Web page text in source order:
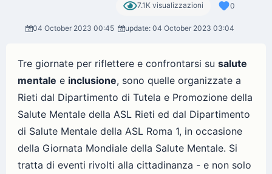
7.1K visualizzazioni 0
04 October 2023 00:45 update: 04 October 2023 03:04
Tre giornate per riflettere e confrontarsi su salute
mentale e inclusione, sono quelle organizzate a
Rieti dal Dipartimento di Tutela e Promozione della
Salute Mentale della ASL Rieti ed dal Dipartimento
di Salute Mentale della ASL Roma 1, in occasione
della Giornata Mondiale della Salute Mentale. Si
tratta di eventi rivolti alla cittadinanza - e non solo